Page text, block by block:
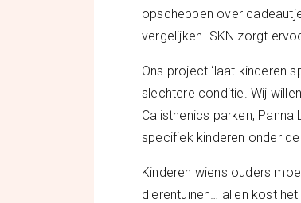
opscheppen over
vergelijken. SKN zorgt
Ons project ‘laat kinderen
slechtere conditie. Wij
Calisthenics parken,
specifiek kinderen onder
Kinderen wiens ouders
dierentuinen… allen kost